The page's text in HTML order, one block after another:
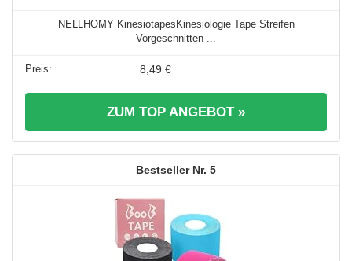
NELLHOMY KinesiotapesKinesiologie Tape Streifen
Vorgeschnitten ...
8,49 €
ZUM TOP ANGEBOT »
5